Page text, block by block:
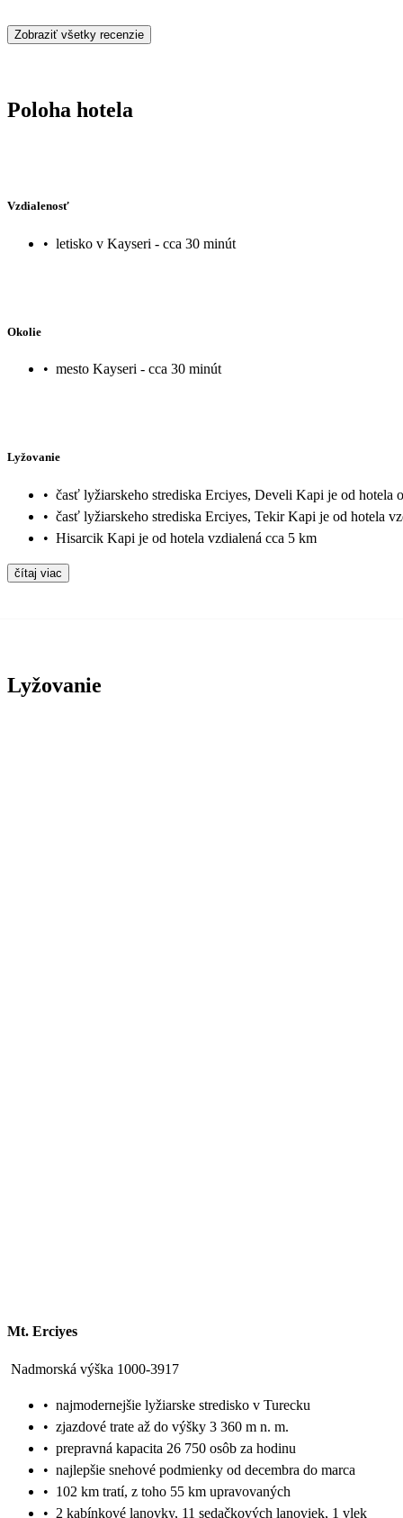
Zobraziť všetky recenzie
Poloha hotela
Vzdialenosť
• letisko v Kayseri - cca 30 minút
Okolie
• mesto Kayseri - cca 30 minút
Lyžovanie
• časť lyžiarskeho strediska Erciyes, Develi Kapi je od hotela
• časť lyžiarskeho strediska Erciyes, Tekir Kapi je od hotela
• Hisarcik Kapi je od hotela vzdialená cca 5 km
čítaj viac
Lyžovanie
Mt. Erciyes
Nadmorská výška 1000-3917
• najmodernejšie lyžiarske stredisko v Turecku
• zjazdové trate až do výšky 3 360 m n. m.
• prepravná kapacita 26 750 osôb za hodinu
• najlepšie snehové podmienky od decembra do marca
• 102 km tratí, z toho 55 km upravovaných
• 2 kabínkové lanovky, 11 sedačkových lanoviek, 1 vlek